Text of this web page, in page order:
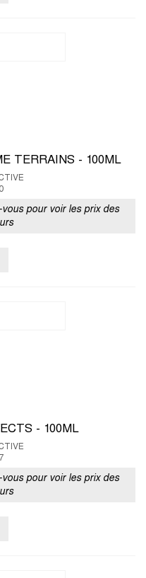
TERRAINS - 100ML
pour voir les prix des
- 100ML
pour voir les prix des